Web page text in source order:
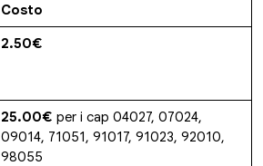
Costo
2.50€
25.00€ per i cap 04027, 07024,
09014, 71051, 91017, 91023, 92010,
98055